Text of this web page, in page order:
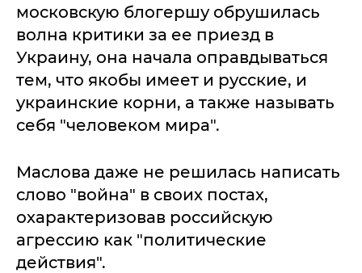
московскую блогершу обрушилась
волна критики за ее приезд в
Украину, она начала оправдываться
тем, что якобы имеет и русские, и
украинские корни, а также называть
себя "человеком мира".
Маслова даже не решилась написать
слово "война" в своих постах,
охарактеризовав российскую
агрессию как "политические
действия".